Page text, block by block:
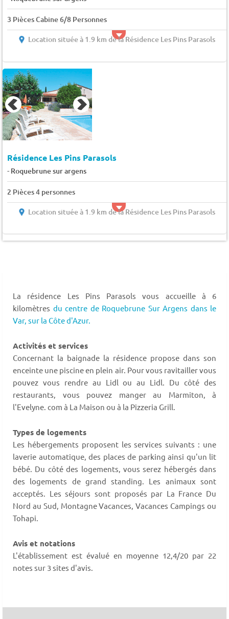
3 Pièces Cabine 6/8 Personnes
Location située à 1.9 km de la Résidence Les Pins Parasols
Résidence Les Pins Parasols
- Roquebrune sur argens
2 Pièces 4 personnes
Location située à 1.9 km de la Résidence Les Pins Parasols
La résidence Les Pins Parasols vous accueille à 6
kilomètres du centre de Roquebrune Sur Argens dans le
Var, sur la Côte d'Azur.
Activités et services
Concernant la baignade la résidence propose dans son
enceinte une piscine en plein air. Pour vous ravitailler vous
pouvez vous rendre au Lidl ou au Lidl. Du côté des
restaurants, vous pouvez manger au Marmiton, à
l'Evelyne. com à La Maison ou à la Pizzeria Grill.
Types de logements
Les hébergements proposent les services suivants : une
laverie automatique, des places de parking ainsi qu'un lit
bébé. Du côté des logements, vous serez hébergés dans
des logements de grand standing. Les animaux sont
acceptés. Les séjours sont proposés par La France Du
Nord au Sud, Montagne Vacances, Vacances Campings ou
Tohapi.
Avis et notations
L'établissement est évalué en moyenne 12,4/20 par 22
notes sur 3 sites d'avis.